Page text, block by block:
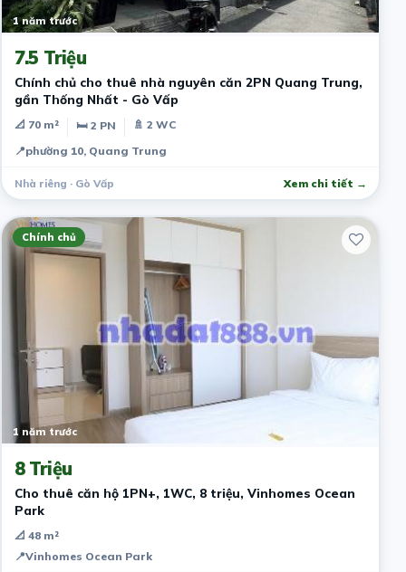
1 năm trước
7.5 Triệu
Chính chủ cho thuê nhà nguyên căn 2PN Quang Trung,
gần Thống Nhất - Gò Vấp
📐 70 m² 🛏 2 PN
🚿 2 WC
📍phường 10, Quang Trung
Nhà riêng · Gò Vấp Xem chi tiết →
Chính chủ
1 năm trước
8 Triệu
Cho thuê căn hộ 1PN+, 1WC, 8 triệu, Vinhomes Ocean
Park
📐 48 m²
📍Vinhomes Ocean Park